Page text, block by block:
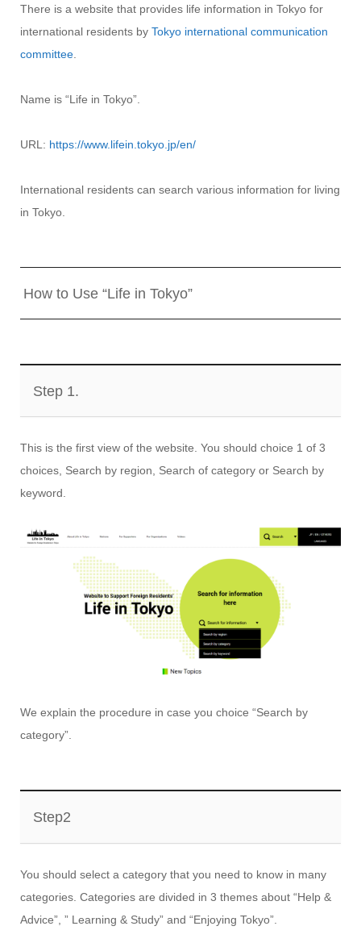
There is a website that provides life information in Tokyo for
international residents by Tokyo international communication
committee.
Name is “Life in Tokyo”.
URL: https://www.lifein.tokyo.jp/en/
International residents can search various information for living
in Tokyo.
How to Use “Life in Tokyo”
Step 1.
This is the first view of the website. You should choice 1 of 3
choices, Search by region, Search of category or Search by
keyword.
We explain the procedure in case you choice “Search by
category”.
Step2
You should select a category that you need to know in many
categories. Categories are divided in 3 themes about “Help &
Advice”, ” Learning & Study” and “Enjoying Tokyo”.